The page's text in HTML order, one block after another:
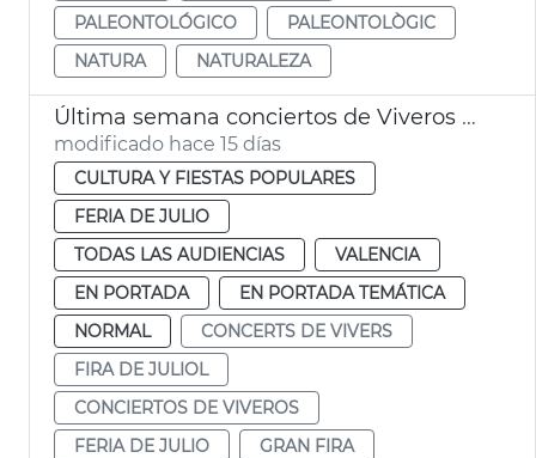
PALEONTOLÓGICO
PALEONTOLÒGIC
NATURA
NATURALEZA
Última semana conciertos de Viveros València
modificado hace 15 días
CULTURA Y FIESTAS POPULARES
FERIA DE JULIO
TODAS LAS AUDIENCIAS
VALENCIA
EN PORTADA
EN PORTADA TEMÁTICA
NORMAL
CONCERTS DE VIVERS
FIRA DE JULIOL
CONCIERTOS DE VIVEROS
FERIA DE JULIO
GRAN FIRA